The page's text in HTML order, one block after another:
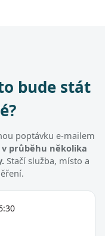
bude stát
poptávku e-mailem
v průběhu několika
Stačí služba, místo a